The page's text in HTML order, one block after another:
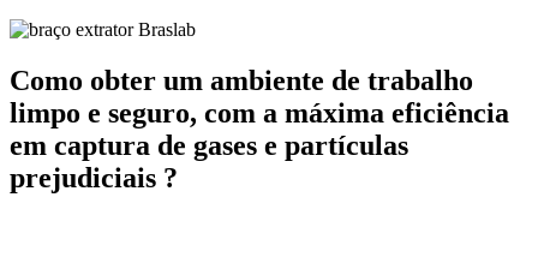
Como obter um ambiente de trabalho
limpo e seguro, com a máxima eficiência
em captura de gases e partículas
prejudiciais ?